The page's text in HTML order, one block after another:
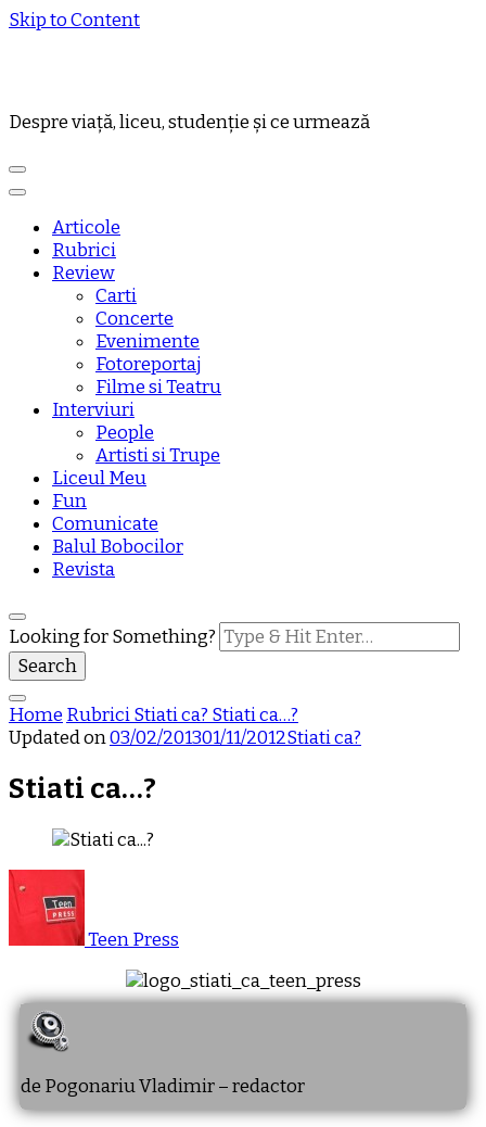
Skip to Content
Despre viață, liceu, studenție și ce urmează
Articole
Rubrici
Review
Carti
Concerte
Evenimente
Fotoreportaj
Filme si Teatru
Interviuri
People
Artisti si Trupe
Liceul Meu
Fun
Comunicate
Balul Bobocilor
Revista
Looking for Something?
Home RubriciStiati ca? Stiati ca…?
Updated on03/02/201301/11/2012Stiati ca?
Stiati ca…?
Teen Press
de Pogonariu Vladimir – redactor